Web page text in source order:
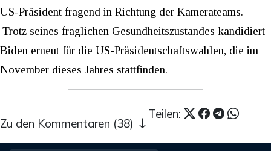
US-Präsident fragend in Richtung der Kamerateams.
Trotz seines fraglichen Gesundheitszustandes kandidiert
Biden erneut für die US-Präsidentschaftswahlen, die im
November dieses Jahres stattfinden.
Teilen:
Zu den Kommentaren (38)